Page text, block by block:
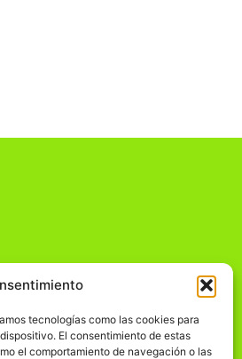
tecnologías como las cookies para
El consentimiento de estas
el comportamiento de navegación o las